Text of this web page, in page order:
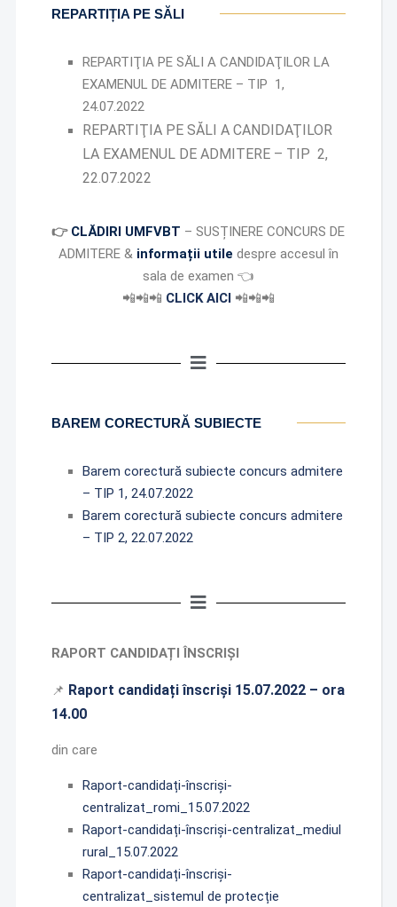
REPARTIȚIA PE SĂLI
REPARTIŢIA PE SĂLI A CANDIDAŢILOR LA
EXAMENUL DE ADMITERE – TIP 1,
24.07.2022
REPARTIŢIA PE SĂLI A CANDIDAŢILOR
LA EXAMENUL DE ADMITERE – TIP 2,
22.07.2022
👉 CLĂDIRI UMFVBT – SUSȚINERE CONCURS DE
ADMITERE & informații utile despre accesul în
sala de examen👈
📲📲📲 CLICK AICI 📲📲📲
BAREM CORECTURĂ SUBIECTE
Barem corectură subiecte concurs admitere
– TIP 1, 24.07.2022
Barem corectură subiecte concurs admitere
– TIP 2, 22.07.2022
RAPORT CANDIDAȚI ÎNSCRIȘI
📌 Raport candidați înscriși 15.07.2022 – ora
14.00
din care
Raport-candidați-înscriși-
centralizat_romi_15.07.2022
Raport-candidați-înscriși-centralizat_mediul
rural_15.07.2022
Raport-candidați-înscriși-
centralizat_sistemul de protecție